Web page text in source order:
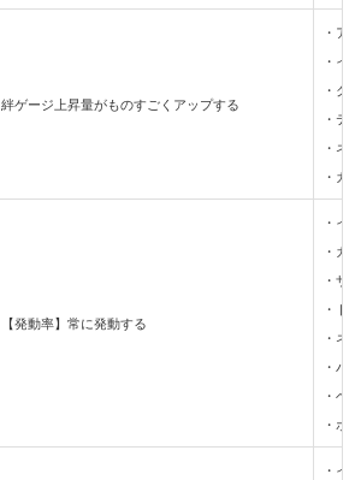
絆ゲージ上昇量がものすごくアップする
・ア
・イ
・ク
・テ
・ネ
・ガ
【発動率】常に発動する
・イ
・ガ
・ザ
・ド
・ネ
・バ
・ベ
・ポ
・イ